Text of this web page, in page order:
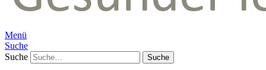
Menü
Suche
Suche